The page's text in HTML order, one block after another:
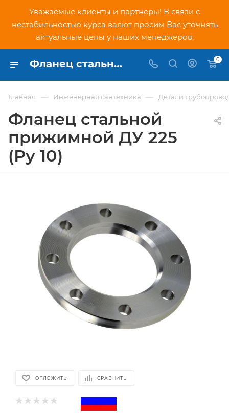
Уважаемые клиенты и партнеры! В связи с
нестабильностью курса валют просим Вас уточнять
актуальные цены у наших менеджеров.
Фланец стальной прижимной ДУ 225 (Ру 10) - купить по низкой цене в Москве, интернет-магазин PNDtech.ru 0
Главная — Инженерная сантехника — Детали
Фланец стальной
прижимной ДУ 225
(Ру 10)
ОТЛОЖИТЬ СРАВНИТЬ